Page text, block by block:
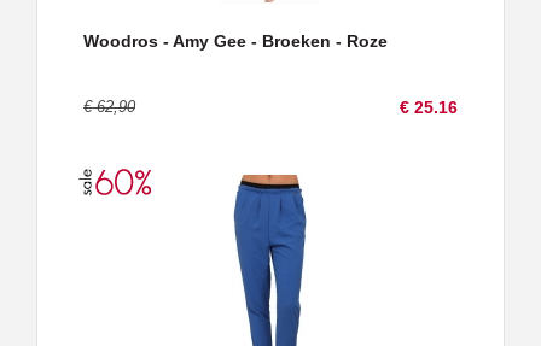
Woodros - Amy Gee - Broeken - Roze
€ 62,90 € 25.16